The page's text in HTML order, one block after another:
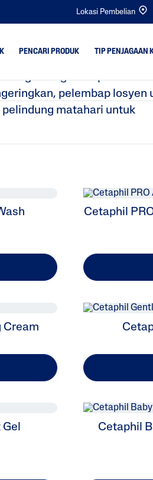
Lokasi Pembelian
Berjerawat
PENCARI PRODUK TIP PENJAGAAN
rangkaian produk
pelembap losyen
matahari untuk
Cetaphil
Cream
Cetaphil